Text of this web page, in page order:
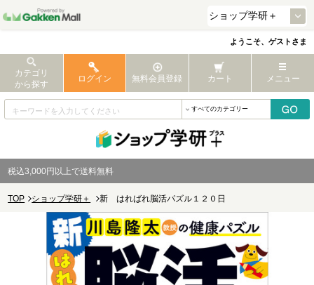
ようこそ、ゲストさま
カテゴリ
から探す
ログイン 無料会員登録 カート メニュー
税込3,000円以上で送料無料
TOP ショップ学研＋ 新 はればれ脳活パズル１２０日